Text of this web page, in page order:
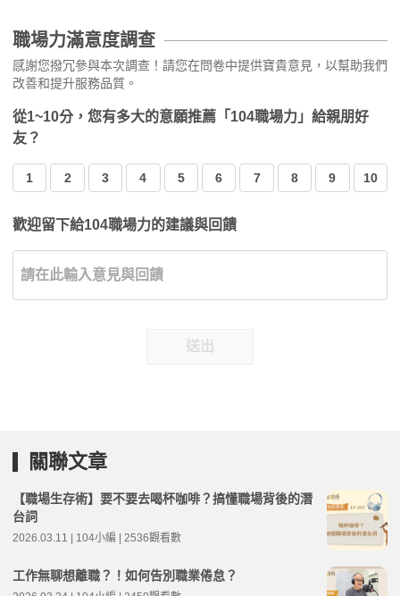
職場力滿意度調查
感謝您撥冗參與本次調查！請您在問卷中提供寶貴意見，以幫助我們
改善和提升服務品質。
從1~10分，您有多大的意願推薦「104職場力」給親朋好
友？
1 2 3 4 5 6 7 8 9 10
歡迎留下給104職場力的建議與回饋
送出
關聯文章
【職場生存術】要不要去喝杯咖啡？搞懂職場背後的潛
台詞
2026.03.11 | 104小編 | 2536觀看數
工作無聊想離職？！如何告別職業倦怠？